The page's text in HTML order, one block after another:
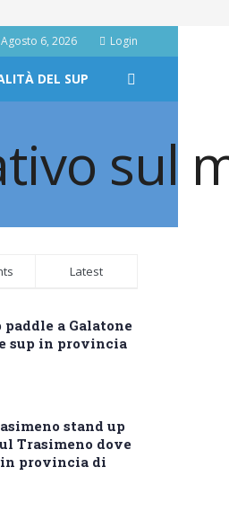
6, 2026 Login
DEL SUP
Latest
paddle a Galatone
sup in provincia
stand up
Trasimeno dove
in provincia di